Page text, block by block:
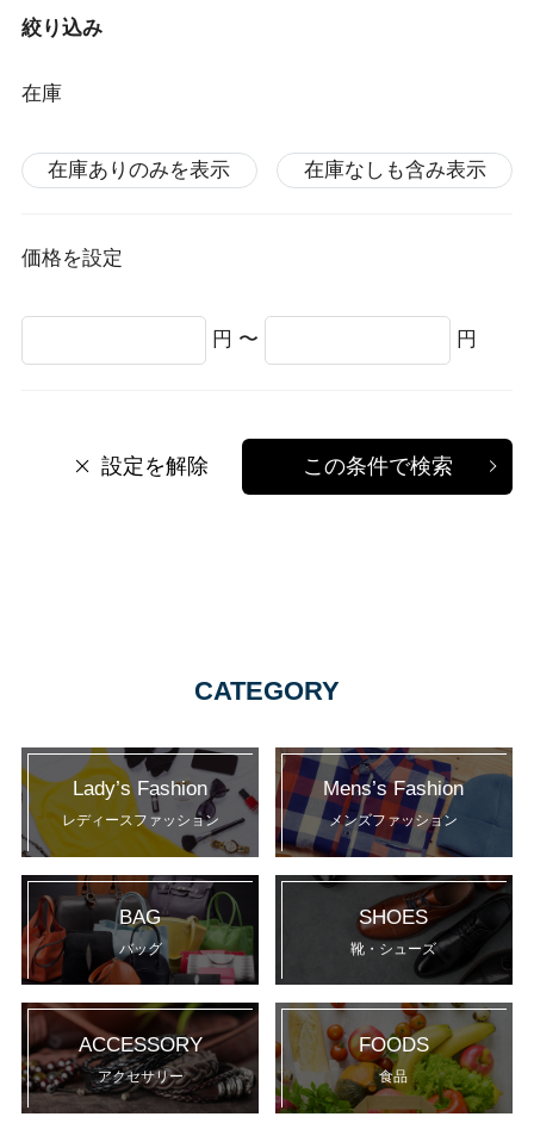
絞り込み
在庫
在庫ありのみを表示 在庫なしも含み表示
価格を設定
円 〜 円
設定を解除 この条件で検索
CATEGORY
Lady’s Fashion
レディースファッション
Mens’s Fashion
メンズファッション
BAG
バッグ
SHOES
靴・シューズ
ACCESSORY
アクセサリー
FOODS
食品